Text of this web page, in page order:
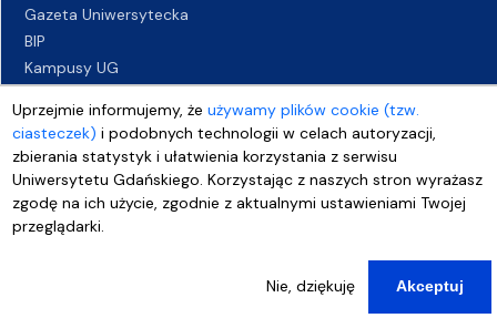
Uprzejmie informujemy, żeużywamy plików cookie (tzw.
ciasteczek) i podobnych technologii w celach autoryzacji,
zbierania statystyk i ułatwienia korzystania z serwisu
Uniwersytetu Gdańskiego. Korzystając z naszych stron wyrażasz
zgodę na ich użycie, zgodnie z aktualnymi ustawieniami Twojej
przeglądarki.
Nie, dziękuję Akceptuj
Gazeta Uniwersytecka
BIP
Kampusy UG
Oferty pracy
Deklaracja dostępności